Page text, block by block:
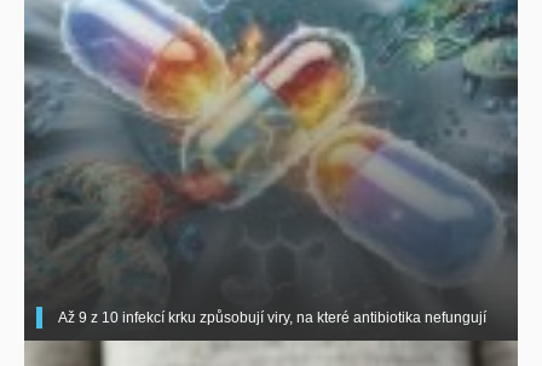
Až 9 z 10 infekcí krku způsobují viry, na které antibiotika nefungují